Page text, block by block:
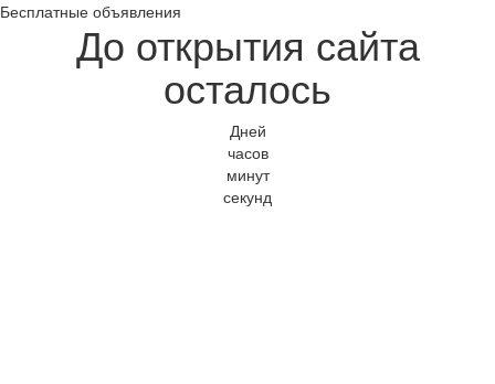
Бесплатные объявления
До открытия сайта
осталось
Дней
часов
минут
секунд